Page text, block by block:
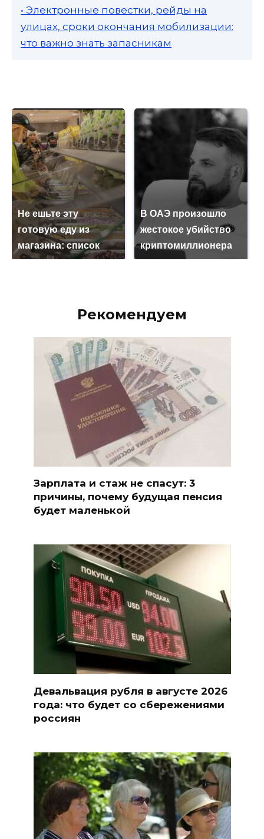
• Электронные повестки, рейды на
улицах, сроки окончания мобилизации:
что важно знать запасникам
Не ешьте эту
готовую еду из
магазина: список
В ОАЭ произошло
жестокое убийство
криптомиллионера
Рекомендуем
Зарплата и стаж не спасут: 3
причины, почему будущая пенсия
будет маленькой
Девальвация рубля в августе 2026
года: что будет со сбережениями
россиян